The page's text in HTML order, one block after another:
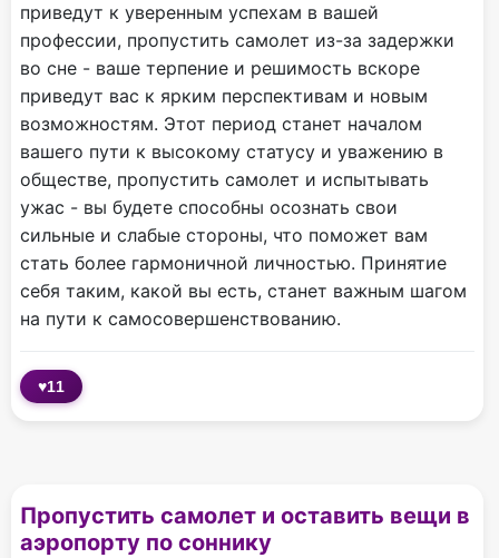
приведут к уверенным успехам в вашей
профессии, пропустить самолет из-за задержки
во сне - ваше терпение и решимость вскоре
приведут вас к ярким перспективам и новым
возможностям. Этот период станет началом
вашего пути к высокому статусу и уважению в
обществе, пропустить самолет и испытывать
ужас - вы будете способны осознать свои
сильные и слабые стороны, что поможет вам
стать более гармоничной личностью. Принятие
себя таким, какой вы есть, станет важным шагом
на пути к самосовершенствованию.
♥11
Пропустить самолет и оставить вещи в
аэропорту по соннику